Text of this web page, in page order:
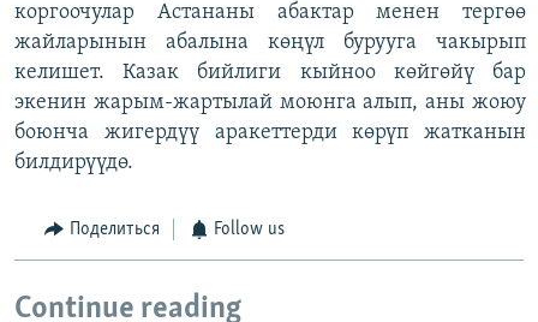
коргоочулар Астананы абактар менен тергөө
жайларынын абалына көңүл бурууга чакырып
келишет. Казак бийлиги кыйноо көйгөйү бар
экенин жарым-жартылай моюнга алып, аны жоюу
боюнча жигердүү аракеттерди көрүп жатканын
билдирүүдө.
Поделиться Follow us
Continue reading